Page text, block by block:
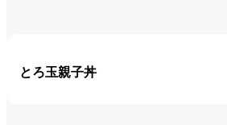
とろ玉親子丼